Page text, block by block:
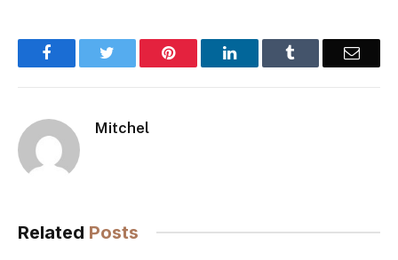
Facebook Pinterest LinkedIn Email
Mitchel
Related Posts